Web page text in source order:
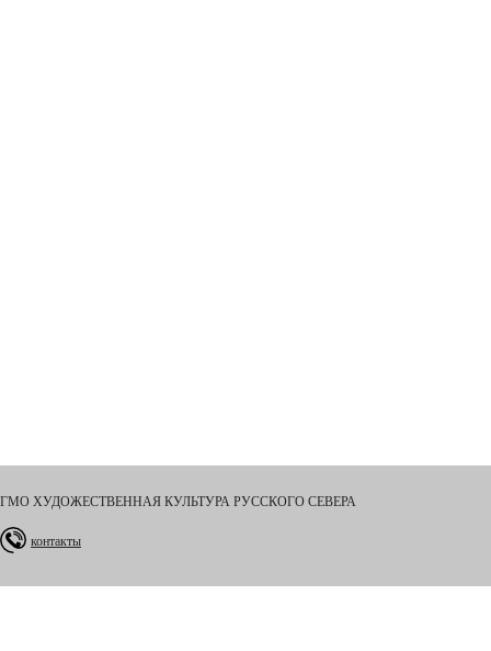
ГМО ХУДОЖЕСТВЕННАЯ КУЛЬТУРА РУССКОГО СЕВЕРА
контакты